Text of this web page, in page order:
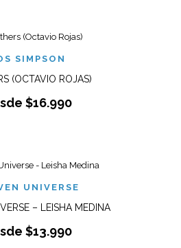
SIMPSON
(OCTAVIO ROJAS)
$16.990
UNIVERSE
– LEISHA MEDINA
$13.990